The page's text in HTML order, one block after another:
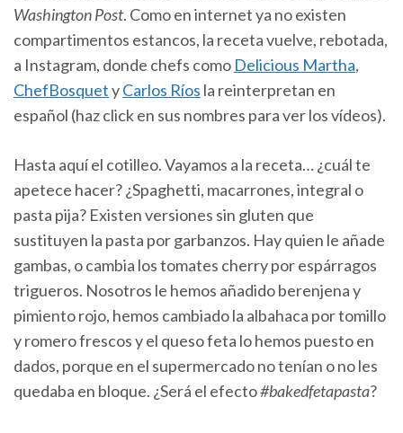
Washington Post. Como en internet ya no existen
compartimentos estancos, la receta vuelve, rebotada,
a Instagram, donde chefs como Delicious Martha,
ChefBosquetyCarlos Ríos la reinterpretan en
español (haz click en sus nombres para ver los vídeos).
Hasta aquí el cotilleo. Vayamos a la receta… ¿cuál te
apetece hacer? ¿Spaghetti, macarrones, integral o
pasta pija? Existen versiones sin gluten que
sustituyen la pasta por garbanzos. Hay quien le añade
gambas, o cambia los tomates cherry por espárragos
trigueros. Nosotros le hemos añadido berenjena y
pimiento rojo, hemos cambiado la albahaca por tomillo
y romero frescos y el queso feta lo hemos puesto en
dados, porque en el supermercado no tenían o no les
quedaba en bloque. ¿Será el efecto#bakedfetapasta?